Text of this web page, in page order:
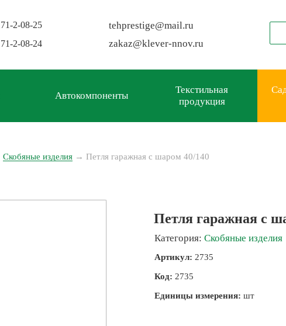
2-08-25
2-08-24
tehprestige@mail.ru
zakaz@klever-nnov.ru
Автокомпоненты
Текстильная
продукция
Скобяные изделия → Петля гаражная с шаром 40/140
Петля гаражная с
Категория: Скобяные изделия
Артикул: 2735
Код: 2735
Единицы измерения: шт